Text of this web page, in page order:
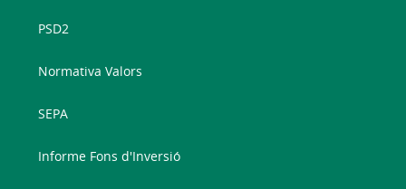
PSD2
Normativa Valors
SEPA
Informe Fons d'Inversió